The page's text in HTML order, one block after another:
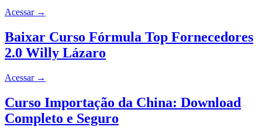
Acessar →
Baixar Curso Fórmula Top Fornecedores
2.0 Willy Lázaro
Acessar →
Curso Importação da China: Download
Completo e Seguro